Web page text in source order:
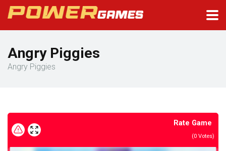
Angry Piggies
Angry Piggies
Rate Game
(0 Votes)